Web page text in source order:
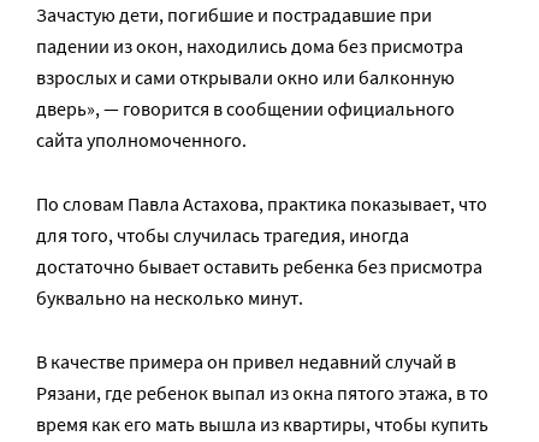
Зачастую дети, погибшие и пострадавшие при
падении из окон, находились дома без присмотра
взрослых и сами открывали окно или балконную
дверь», — говорится в сообщении официального
сайта уполномоченного.
По словам Павла Астахова, практика показывает, что
для того, чтобы случилась трагедия, иногда
достаточно бывает оставить ребенка без присмотра
буквально на несколько минут.
В качестве примера он привел недавний случай в
Рязани, где ребенок выпал из окна пятого этажа, в то
время как его мать вышла из квартиры, чтобы купить